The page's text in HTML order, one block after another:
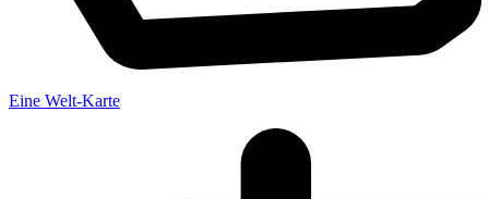
Eine Welt-Karte